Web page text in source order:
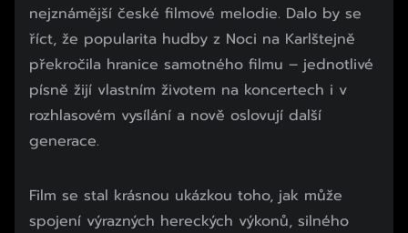
nejznámější české filmové melodie. Dalo by se
říct, že popularita hudby z Noci na Karlštejně
překročila hranice samotného filmu – jednotlivé
písně žijí vlastním životem na koncertech i v
rozhlasovém vysílání a nově oslovují další
generace.
Film se stal krásnou ukázkou toho, jak může
spojení výrazných hereckých výkonů, silného